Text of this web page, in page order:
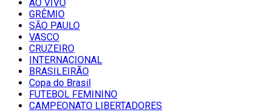
AO VIVO
GRÊMIO
SĀO PAULO
VASCO
CRUZEIRO
INTERNACIONAL
BRASILEIRÃO
Copa do Brasil
FUTEBOL FEMININO
CAMPEONATO LIBERTADORES